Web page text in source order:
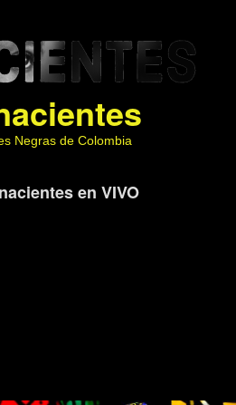
Negras de Colombia
en VIVO